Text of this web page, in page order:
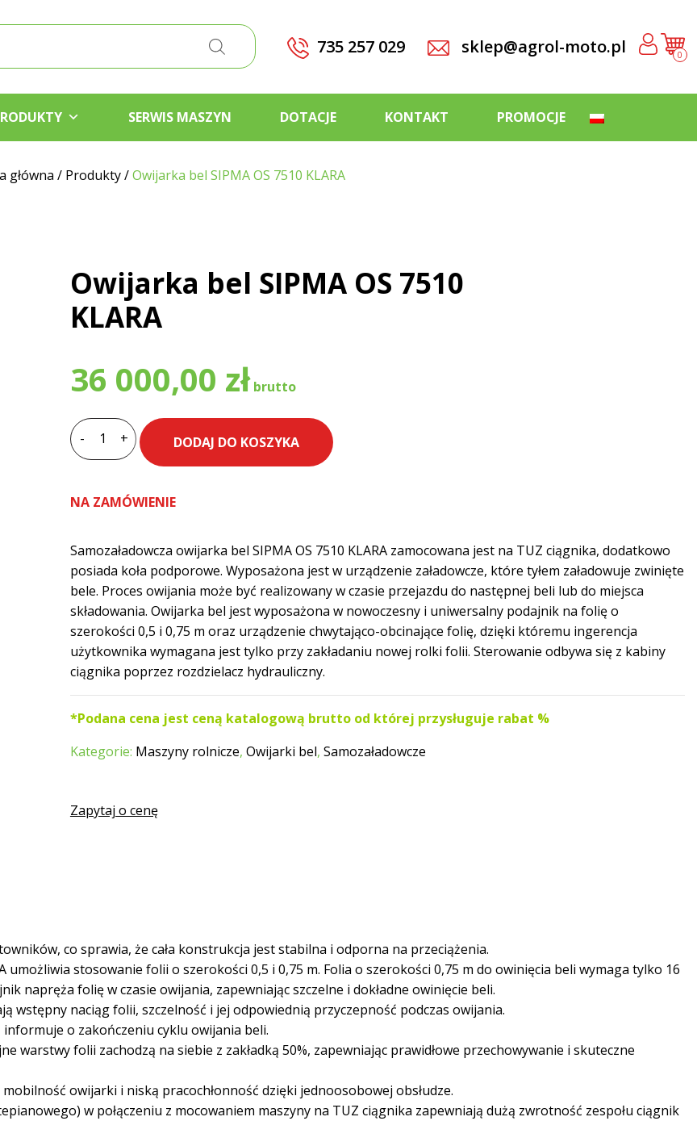
735 257 029 sklep@agrol-moto.pl 0
SERWIS MASZYN DOTACJE KONTAKT PROMOCJE
główna / Produkty/Owijarka bel SIPMA OS 7510 KLARA
Owijarka bel SIPMA OS 7510
KLARA
36 000,00 zł
-
ilość
SIPMA
7510
KLARA
+ DODAJ DO KOSZYKA
NA ZAMÓWIENIE
Samozaładowcza owijarka bel SIPMA OS 7510 KLARA zamocowana jest na TUZ ciągnika, dodatkowo
posiada koła podporowe. Wyposażona jest w urządzenie załadowcze, które tyłem załadowuje zwinięte
bele. Proces owijania może być realizowany w czasie przejazdu do następnej beli lub do miejsca
składowania. Owijarka bel jest wyposażona w nowoczesny i uniwersalny podajnik na folię o
szerokości 0,5 i 0,75 m oraz urządzenie chwytająco-obcinające folię, dzięki któremu ingerencja
użytkownika wymagana jest tylko przy zakładaniu nowej rolki folii. Sterowanie odbywa się z kabiny
ciągnika poprzez rozdzielacz hydrauliczny.
*Podana cena jest ceną katalogową brutto od której przysługuje rabat %
Kategorie: Maszyny rolnicze, Owijarki bel, Samozaładowcze
Zapytaj o cenę
co sprawia, że cała konstrukcja jest stabilna i odporna na przeciążenia.
stosowanie folii o szerokości 0,5 i 0,75 m. Folia o szerokości 0,75 m do owinięcia beli wymaga tylko 16
napręża folię w czasie owijania, zapewniając szczelne i dokładne owinięcie beli.
naciąg folii, szczelność i jej odpowiednią przyczepność podczas owijania.
o zakończeniu cyklu owijania beli.
warstwy folii zachodzą na siebie z zakładką 50%, zapewniając prawidłowe przechowywanie i skuteczne
owijarki i niską pracochłonność dzięki jednoosobowej obsłudze.
w połączeniu z mocowaniem maszyny na TUZ ciągnika zapewniają dużą zwrotność zespołu ciągnik